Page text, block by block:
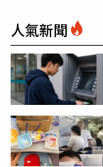
人氣新聞